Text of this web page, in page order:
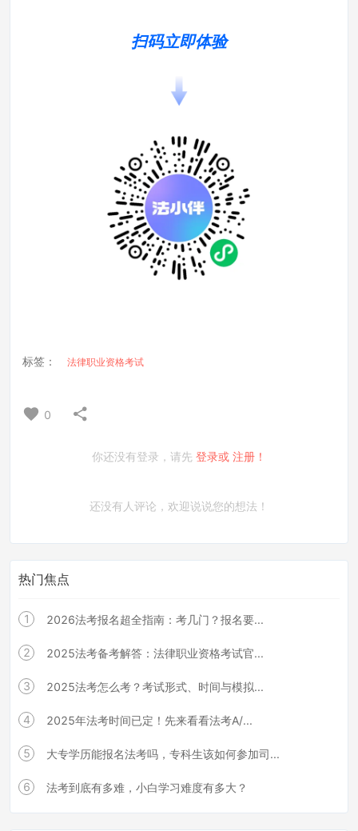
扫码立即体验
标签： 法律职业资格考试
0
你还没有登录，请先 登录或 注册！
还没有人评论，欢迎说说您的想法！
热门焦点
1 2026法考报名超全指南：考几门？报名要...
2 2025法考备考解答：法律职业资格考试官...
3 2025法考怎么考？考试形式、时间与模拟...
4 2025年法考时间已定！先来看看法考A/...
5 大专学历能报名法考吗，专科生该如何参加司...
6 法考到底有多难，小白学习难度有多大？